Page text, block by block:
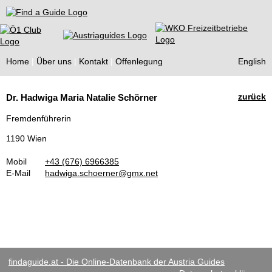
Find a Guide
Home Über uns Kontakt Offenlegung English
Guides
zurück
Dr. Hadwiga Maria Natalie Schörner
Fremdenführerin
1190 Wien
Mobil
+43 (676) 6966385
E-Mail
hadwiga.schoerner@gmx.net
findaguide.at - Die Online-Datenbank der Austria Guides